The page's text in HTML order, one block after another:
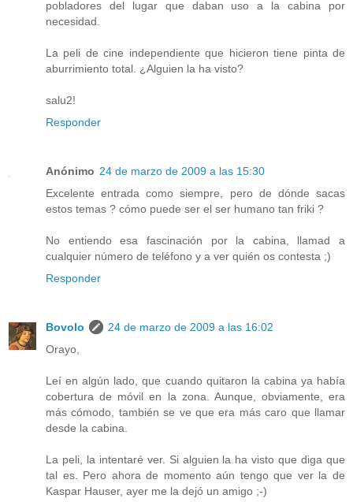
pobladores del lugar que daban uso a la cabina por
necesidad.
La peli de cine independiente que hicieron tiene pinta de
aburrimiento total. ¿Alguien la ha visto?
salu2!
Responder
Anónimo 24 de marzo de 2009 a las 15:30
Excelente entrada como siempre, pero de dónde sacas
estos temas ? cómo puede ser el ser humano tan friki ?
No entiendo esa fascinación por la cabina, llamad a
cualquier número de teléfono y a ver quién os contesta ;)
Responder
Bovolo
24 de marzo de 2009 a las 16:02
Orayo,
Leí en algún lado, que cuando quitaron la cabina ya había
cobertura de móvil en la zona. Aunque, obviamente, era
más cómodo, también se ve que era más caro que llamar
desde la cabina.
La peli, la intentaré ver. Si alguien la ha visto que diga que
tal es. Pero ahora de momento aún tengo que ver la de
Kaspar Hauser, ayer me la dejó un amigo ;-)